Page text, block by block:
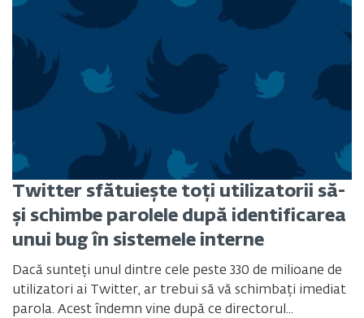
Twitter sfătuiește toți utilizatorii să-
și schimbe parolele după identificarea
unui bug în sistemele interne
Dacă sunteți unul dintre cele peste 330 de milioane de
utilizatori ai Twitter, ar trebui să vă schimbați imediat
parola. Acest îndemn vine după ce directorul...